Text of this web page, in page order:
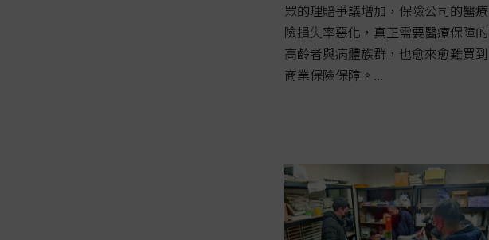
眾的理賠爭議增加，保險公司的醫療
險損失率惡化，真正需要醫療保障的
高齡者與病體族群，也愈來愈難買到
商業保險保障。...